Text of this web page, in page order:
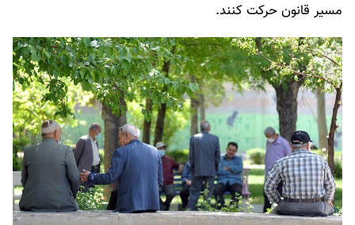
مسیر قانون حرکت کنند.